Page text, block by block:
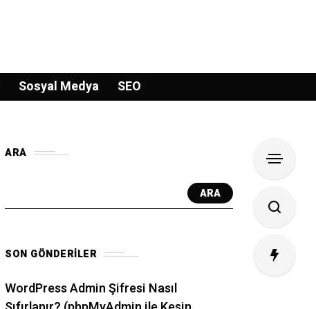
Sosyal Medya SEO
ARA
ARA
SON GÖNDERILER
WordPress Admin Şifresi Nasıl